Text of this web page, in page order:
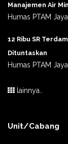
Manajemen Air
Humas PTAM
12 Ribu SR
Dituntaskan
Humas PTAM
lainnya..
Unit/Cabang